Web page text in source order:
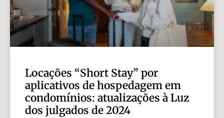
Locações “Short Stay” por
aplicativos de hospedagem em
condomínios: atualizações à Luz
dos julgados de 2024